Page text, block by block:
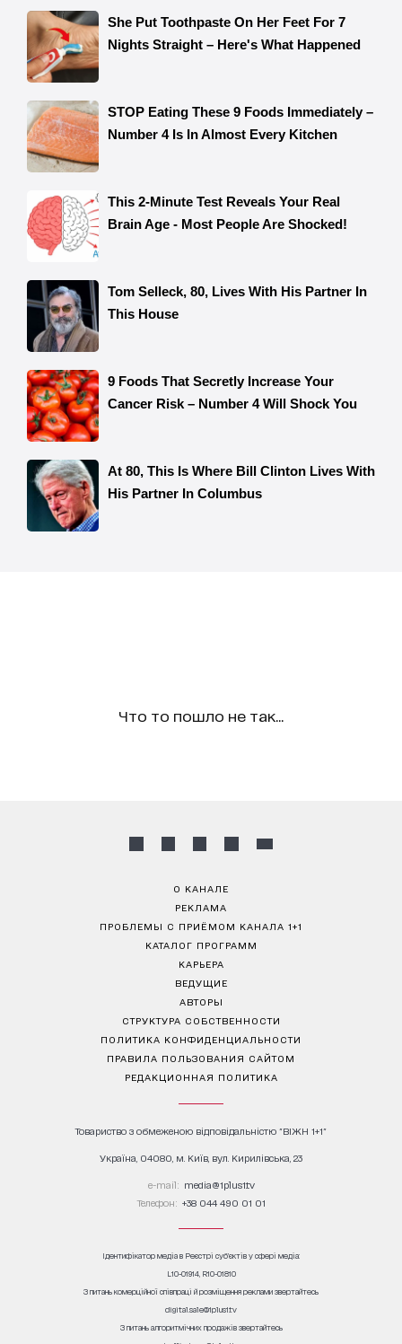
Что то пошло не так...
О КАНАЛЕ
РЕКЛАМА
ПРОБЛЕМЫ С ПРИЁМОМ КАНАЛА 1+1
КАТАЛОГ ПРОГРАММ
КАРЬЕРА
ВЕДУЩИЕ
АВТОРЫ
СТРУКТУРА СОБСТВЕННОСТИ
ПОЛИТИКА КОНФИДЕНЦИАЛЬНОСТИ
ПРАВИЛА ПОЛЬЗОВАНИЯ САЙТОМ
РЕДАКЦИОННАЯ ПОЛИТИКА
Товариство з обмеженою відповідальністю "ВІЖН 1+1"
Україна, 04080, м. Київ, вул. Кирилівська, 23
е-mail: media@1plus1.tv
Телефон: +38 044 490 01 01
Ідентифікатор медіа в Реєстрі суб’єктів у сфері медіа:
L10-01914, R10-01810
З питань комерційної співпраці й розміщення реклами звертайтесь
digital.sale@1plus1.tv
З питань алгоритмічних продажів звертайтесь